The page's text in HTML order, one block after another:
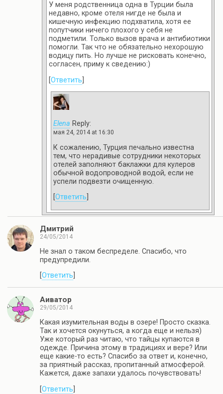
У меня родственница одна в Турции была
недавно, кроме отеля нигде не была и
кишечную инфекцию подхватила, хотя ее
попутчики ничего плохого у себя не
подметили. Только вызов врача и антибиотики
помогли. Так что не обязательно нехорошую
водицу пить. Но лучше не рисковать конечно,
согласен, приму к сведению:)
Ответить
Elena Reply:
мая 24, 2014 at 16:30
К сожалению, Турция печально известна
тем, что нерадивые сотрудники некоторых
отелей заполняют баклажки для кулеров
обычной водопроводной водой, если не
успели подвезти очищенную.
Ответить
Дмитрий
24/05/2014
Не знал о таком беспределе. Спасибо, что
предупредили.
Ответить
Аиватор
29/05/2014
Какая изумительная воды в озере! Просто сказка.
Так и хочется окунуться, а когда еще и нельзя)
Уже который раз читаю, что тайцы купаются в
одежде. Причина этому в традициях и вере? Или
еще какие-то есть? Спасибо за ответ и, конечно,
за приятный рассказ, пропитанный атмосферой.
Кажется, даже запахи удалось почувствовать!
Ответить